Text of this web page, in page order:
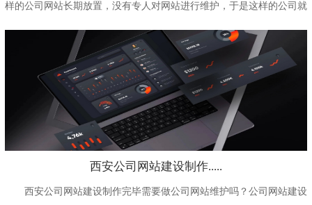
样的公司网站长期放置，没有专人对网站进行维护，于是这样的公司就
西安公司网站建设制作.....
西安公司网站建设制作完毕需要做公司网站维护吗？公司网站建设